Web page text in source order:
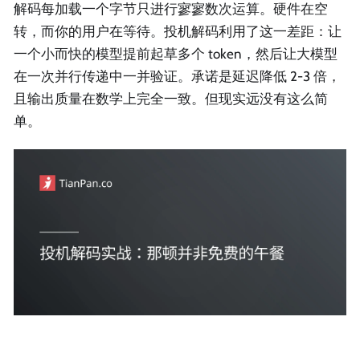
解码每加载一个字节只进行寥寥数次运算。硬件在空
转，而你的用户在等待。投机解码利用了这一差距：让
一个小而快的模型提前起草多个 token，然后让大模型
在一次并行传递中一并验证。承诺是延迟降低 2-3 倍，
且输出质量在数学上完全一致。但现实远没有这么简
单。